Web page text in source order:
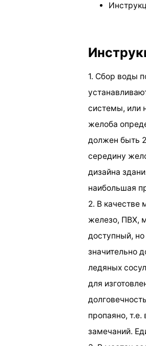
1. Сбор воды
системы, или
желоба
должен быть
середину
дизайна
наибольшая
2. В качестве
железо, ПВХ,
доступный,
значительно
ледяных
для
пропаяно,
замечаний.